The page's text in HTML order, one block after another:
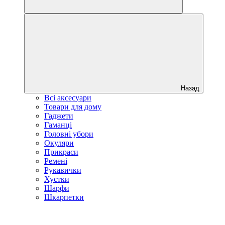
Назад
Всі аксесуари
Товари для дому
Гаджети
Гаманці
Головні убори
Окуляри
Прикраси
Ремені
Рукавички
Хустки
Шарфи
Шкарпетки